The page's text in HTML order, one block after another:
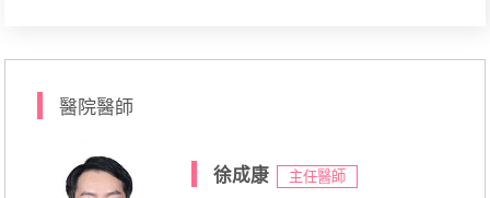
醫院醫師
徐成康 主任醫師